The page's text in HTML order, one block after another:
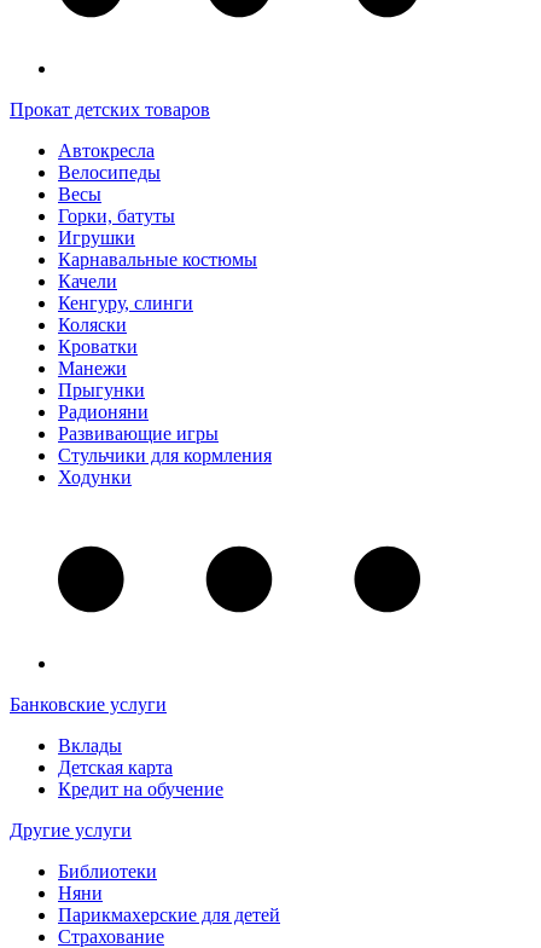
Прокат детских товаров
Автокресла
Велосипеды
Весы
Горки, батуты
Игрушки
Карнавальные костюмы
Качели
Кенгуру, слинги
Коляски
Кроватки
Манежи
Прыгунки
Радионяни
Развивающие игры
Стульчики для кормления
Ходунки
Банковские услуги
Вклады
Детская карта
Кредит на обучение
Другие услуги
Библиотеки
Няни
Парикмахерские для детей
Страхование